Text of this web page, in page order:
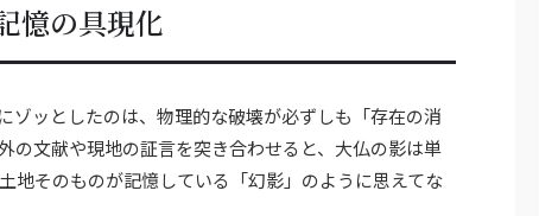
憶の具現化
ゾッとしたのは、物理的な破壊が必ずしも「存在の消
の文献や現地の証言を突き合わせると、大仏の影は単
地そのものが記憶している「幻影」のように思えてな